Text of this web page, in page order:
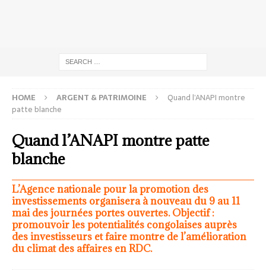
HOME ARGENT & PATRIMOINE
Quand l’ANAPI montre
patte blanche
Quand l’ANAPI montre patte
blanche
L’Agence nationale pour la promotion des
investissements organisera à nouveau du 9 au 11
mai des journées portes ouvertes. Objectif :
promouvoir les potentialités congolaises auprès
des investisseurs et faire montre de l’amélioration
du climat des affaires en RDC.